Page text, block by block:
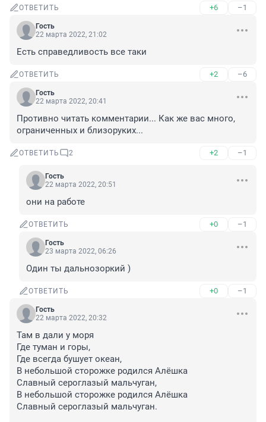
ОТВЕТИТЬ +6 –1
Гость
22 марта 2022, 21:02
Есть справедливость все таки
ОТВЕТИТЬ +2 –6
Гость
22 марта 2022, 20:41
Противно читать комментарии... Как же вас много,
ограниченных и близоруких...
ОТВЕТИТЬ 2 +2 –1
Гость
22 марта 2022, 20:51
они на работе
ОТВЕТИТЬ +0 –1
Гость
23 марта 2022, 06:26
Один ты дальнозоркий )
ОТВЕТИТЬ +0 –1
Гость
22 марта 2022, 20:32
Там в дали у моря
Где туман и горы,
Где всегда бушует океан,
В небольшой сторожке родился Алёшка
Славный сероглазый мальчуган,
В небольшой сторожке родился Алёшка
Славный сероглазый мальчуган.